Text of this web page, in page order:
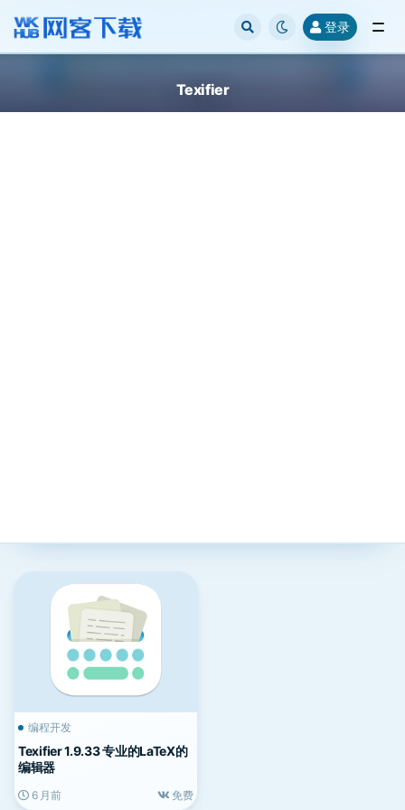
登录
Texifier
编程开发
Texifier 1.9.33 专业的LaTeX的
编辑器
6 月前 免费
全部